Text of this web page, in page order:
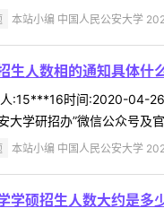
本站小编 中国人民公安大学
生人数相的通知具体什
:15***16时间:2020-04-
大学研招办”微信公众号及
本站小编 中国人民公安大学
学硕招生人数大约是多